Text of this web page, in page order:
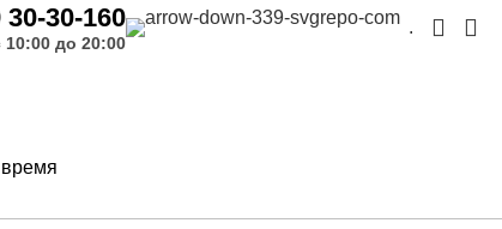
30-30-160
10:00 до 20:00
.